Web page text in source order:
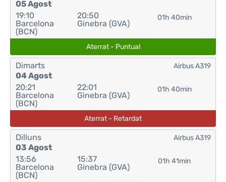
05 Agost
19:10
Barcelona
(BCN)
20:50
Ginebra (GVA)
01h 40min
Aterrat - Puntual
Dimarts
04 Agost
20:21
Barcelona
(BCN)
22:01
Ginebra (GVA)
01h 40min
Airbus A319
Aterrat - Retardat
Dilluns
03 Agost
13:56
Barcelona
(BCN)
15:37
Ginebra (GVA)
01h 41min
Airbus A319